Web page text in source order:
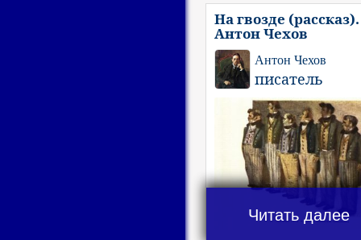
На гвозде (рассказ).
Антон Чехов
Антон Чехов
писатель
Читать далее